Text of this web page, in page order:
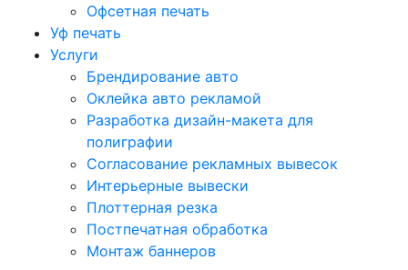
Офсетная печать
Уф печать
Услуги
Брендирование авто
Оклейка авто рекламой
Разработка дизайн-макета для
полиграфии
Согласование рекламных вывесок
Интерьерные вывески
Плоттерная резка
Постпечатная обработка
Монтаж баннеров